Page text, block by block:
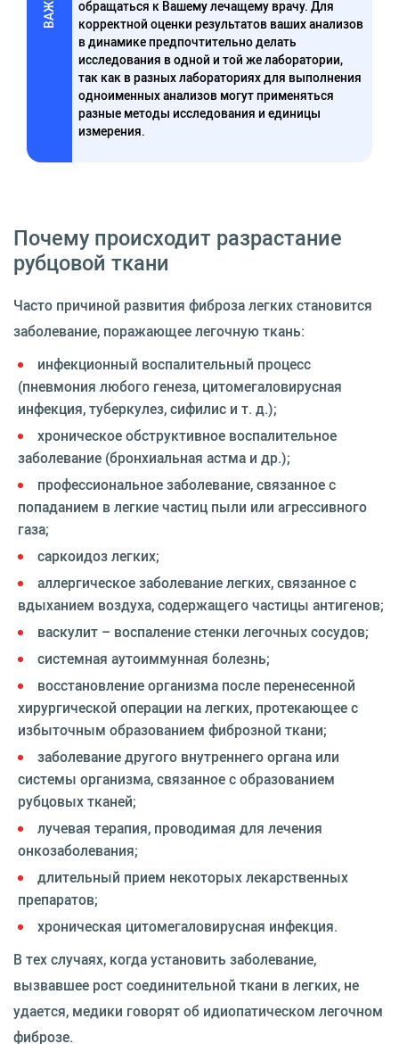
обращаться к Вашему лечащему врачу. Для
корректной оценки результатов ваших анализов
в динамике предпочтительно делать
исследования в одной и той же лаборатории,
так как в разных лабораториях для выполнения
одноименных анализов могут применяться
разные методы исследования и единицы
измерения.
Почему происходит разрастание
рубцовой ткани
Часто причиной развития фиброза легких становится
заболевание, поражающее легочную ткань:
инфекционный воспалительный процесс
(пневмония любого генеза, цитомегаловирусная
инфекция, туберкулез, сифилис и т. д.);
хроническое обструктивное воспалительное
заболевание (бронхиальная астма и др.);
профессиональное заболевание, связанное с
попаданием в легкие частиц пыли или агрессивного
газа;
саркоидоз легких;
аллергическое заболевание легких, связанное с
вдыханием воздуха, содержащего частицы антигенов;
васкулит – воспаление стенки легочных сосудов;
системная аутоиммунная болезнь;
восстановление организма после перенесенной
хирургической операции на легких, протекающее с
избыточным образованием фиброзной ткани;
заболевание другого внутреннего органа или
системы организма, связанное с образованием
рубцовых тканей;
лучевая терапия, проводимая для лечения
онкозаболевания;
длительный прием некоторых лекарственных
препаратов;
хроническая цитомегаловирусная инфекция.
В тех случаях, когда установить заболевание,
вызвавшее рост соединительной ткани в легких, не
удается, медики говорят об идиопатическом легочном
фиброзе.